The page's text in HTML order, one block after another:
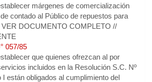
márgenes de comercialización
contado al Público de repuestos para
VER DOCUMENTO COMPLETO //
057/85
que quienes ofrezcan al por
incluidos en la Resolución S.C. Nº
I están obligados al cumplimiento del